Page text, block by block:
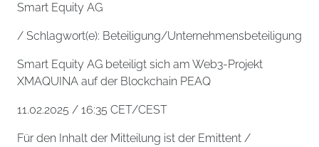
Smart Equity AG
/ Schlagwort(e): Beteiligung/Unternehmensbeteiligung
Smart Equity AG beteiligt sich am Web3-Projekt
XMAQUINA auf der Blockchain PEAQ
11.02.2025 / 16:35 CET/CEST
Für den Inhalt der Mitteilung ist der Emittent /